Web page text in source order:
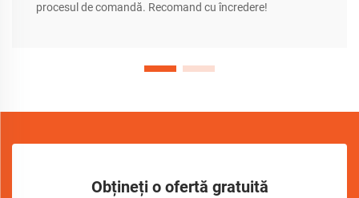
procesul de comandă. Recomand cu încredere!
Obțineți o ofertă gratuită